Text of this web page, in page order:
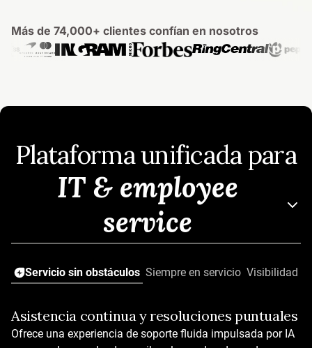
Más de 74,000+ clientes confían en nosotros
Plataforma unificada para
IT & employee
service
Servicio sin obstáculos Siempre en servicio Visibilidad
Asistencia continua y resoluciones puntuales
Ofrece una experiencia de soporte fluida impulsada por IA
Resuelve con IA
IA que funciona desde el primer día